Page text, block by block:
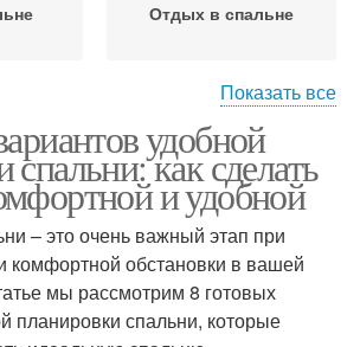
Отдых в спальне
Мебель в спальне
Пространства в
спальне
Показать все
удобной
спальни: как сделать
и удобной
– это очень важный этап при
комфортной обстановки в вашей
мы рассмотрим 8 готовых
планировки спальни, которые